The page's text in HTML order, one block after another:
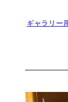
ギャラリー